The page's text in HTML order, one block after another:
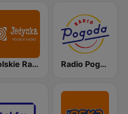
Polskie Radio Program I (PR1) Jedynka Radio Pogoda